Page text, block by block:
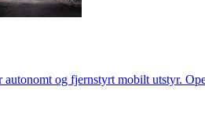
og fjernstyrt mobilt utstyr.